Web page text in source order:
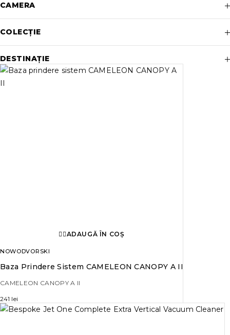
CAMERA
COLECȚIE
DESTINAȚIE
ADAUGĂ ÎN COȘ
NOWODVORSKI
Baza Prindere Sistem CAMELEON CANOPY A II
CAMELEON CANOPY A II
241 lei